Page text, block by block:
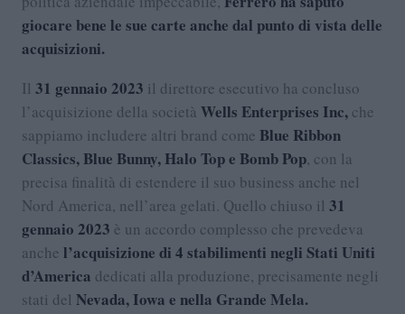
giocare bene le sue carte anche dal punto di vista delle
acquisizioni.
Il 31 gennaio 2023 il direttore esecutivo ha concluso
l’acquisizione della società Wells Enterprises Inc, che
sappiamo includere altri brand come Blue Ribbon
Classics, Blue Bunny, Halo Top e Bomb Pop, con la
precisa finalità di estendere il suo business anche nel
Nord America, nell’area gelati. Quello chiuso il 31
gennaio 2023 è un accordo complesso che prevedeva
anche l’acquisizione di 4 stabilimenti negli Stati Uniti
d’America dedicati alla produzione, precisamente negli
stati del Nevada, Iowa e nella Grande Mela.